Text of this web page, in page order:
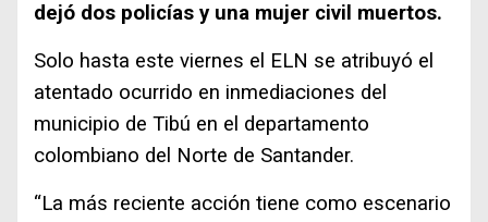
dejó dos policías y una mujer civil muertos.
Solo hasta este viernes el ELN se atribuyó el
atentado ocurrido en inmediaciones del
municipio de Tibú en el departamento
colombiano del Norte de Santander.
“La más reciente acción tiene como escenario